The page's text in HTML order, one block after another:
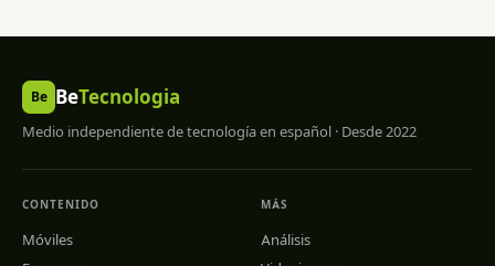
Be BeTecnologia
Medio independiente de tecnología en español · Desde 2022
CONTENIDO
Móviles
MÁS
Análisis